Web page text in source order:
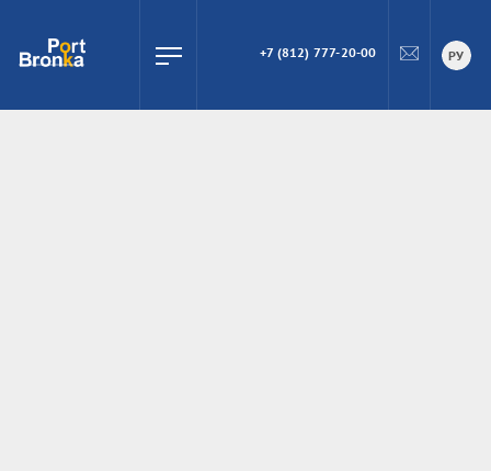
ПОИСК
+7 (812) 777-20-00 РУ